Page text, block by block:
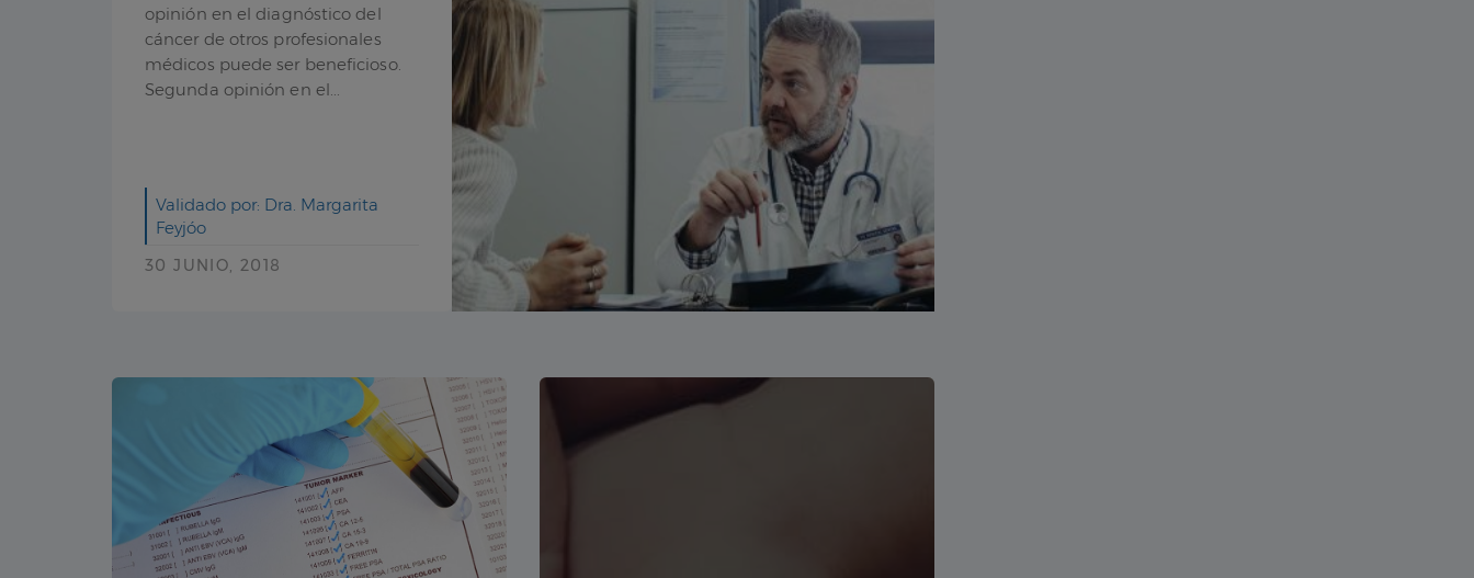
opinión en el diagnóstico del
cáncer de otros profesionales
médicos puede ser beneficioso.
Segunda opinión en el...
Validado por: Dra. Margarita
Feyjóo
30 JUNIO, 2018